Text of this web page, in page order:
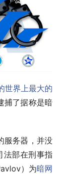
世界上最大的
捕了据称是暗
服务器，并没
法部在刑事指
）为暗网